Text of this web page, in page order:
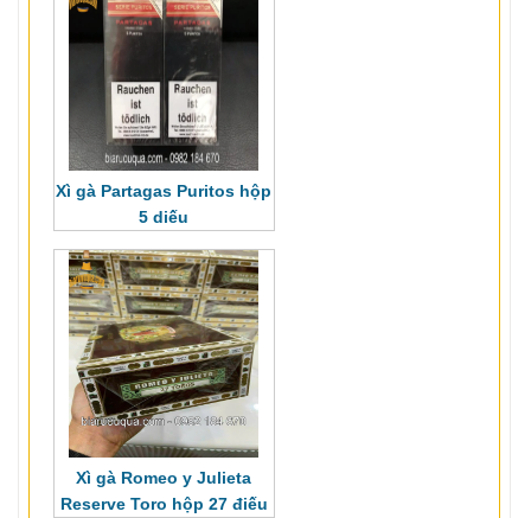
Xì gà Partagas Puritos hộp
5 diếu
Xì gà Romeo y Julieta
Reserve Toro hộp 27 điếu